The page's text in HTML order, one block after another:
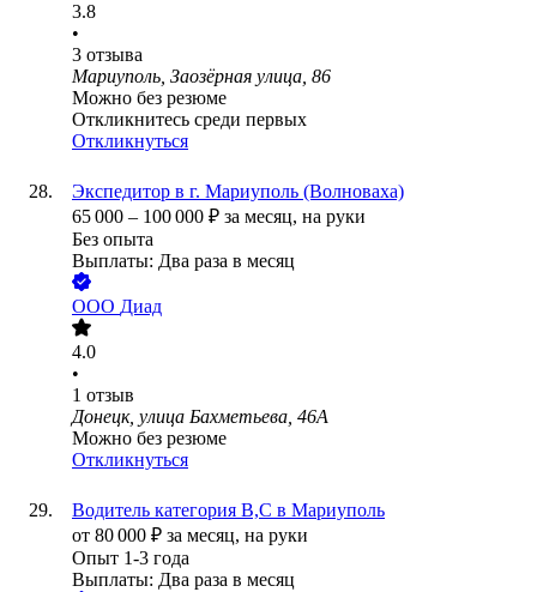
3.8
•
3 отзыва
Мариуполь, Заозёрная улица, 86
Можно без резюме
Откликнитесь среди первых
Откликнуться
Экспедитор в г. Мариуполь (Волноваха)
65 000 – 100 000 ₽ за месяц, на руки
Без опыта
Выплаты: Два раза в месяц
ООО Диад
4.0
•
1 отзыв
Донецк, улица Бахметьева, 46А
Можно без резюме
Откликнуться
Водитель категория В,С в Мариуполь
от 80 000 ₽ за месяц, на руки
Опыт 1-3 года
Выплаты: Два раза в месяц